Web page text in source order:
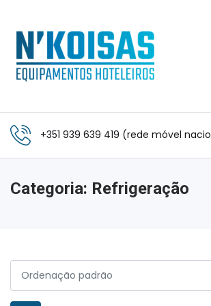
+351 939 639 419 (rede móvel
Categoria: Refrigeração